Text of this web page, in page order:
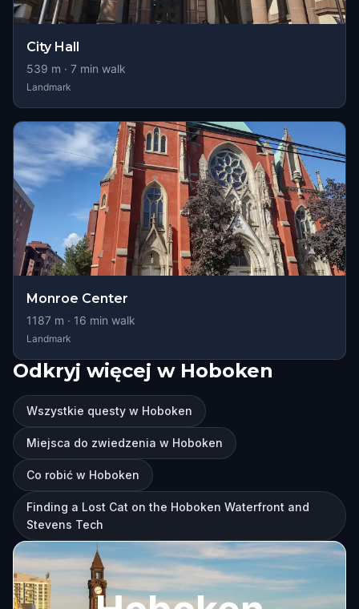
City Hall
539 m · 7 min walk
Landmark
Monroe Center
1187 m · 16 min walk
Landmark
Odkryj więcej w Hoboken
Wszystkie questy w Hoboken
Miejsca do zwiedzenia w Hoboken
Co robić w Hoboken
Finding a Lost Cat on the Hoboken Waterfront and
Stevens Tech